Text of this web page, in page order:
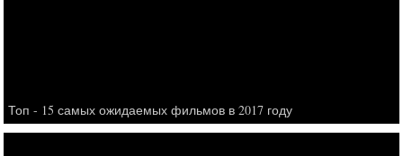
Топ - 15 самых ожидаемых фильмов в 2017 году